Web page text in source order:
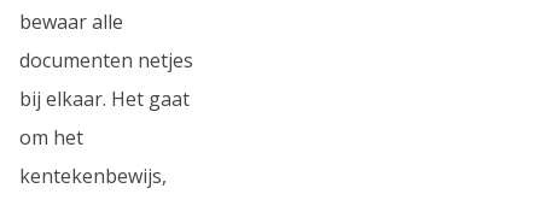
bewaar alle
documenten netjes
bij elkaar. Het gaat
om het
kentekenbewijs,